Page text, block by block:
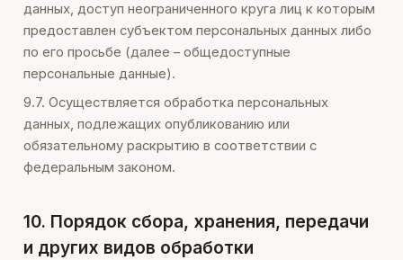
данных, доступ неограниченного круга лиц к которым
предоставлен субъектом персональных данных либо
по его просьбе (далее – общедоступные
персональные данные).
9.7. Осуществляется обработка персональных
данных, подлежащих опубликованию или
обязательному раскрытию в соответствии с
федеральным законом.
10. Порядок сбора, хранения, передачи
и других видов обработки